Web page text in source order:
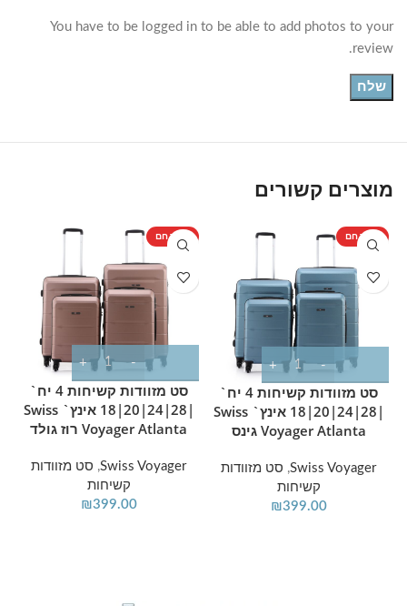
You have to be logged in to be able to add photos to your
review.
מוצרים קשורים
מוצר חם
סט מזוודות קשיחות 4 יח`
|28|24|20|18 אינץ` Swiss
Voyager Atlanta גינס
Swiss Voyager
, סט מזוודות
קשיחות
₪399.00
מוצר חם
סט מזוודות קשיחות 4 יח`
|28|24|20|18 אינץ` Swiss
Voyager Atlanta רוז גולד
Swiss Voyager
, סט מזוודות
קשיחות
₪399.00